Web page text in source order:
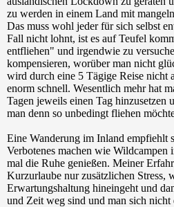
zu werden in einem Land mit
Das muss wohl jeder für sich selbst
Fall nicht lohnt, ist es auf Teufel
entfliehen" und irgendwie zu
kompensieren, worüber man nicht
wird durch eine 5 Tägige Reise nicht
enorm schnell. Wesentlich mehr hat
Tagen jeweils einen Tag hinzusetzen
man denn so unbedingt fliehen
Eine Wanderung im Inland empfiehlt
Verbotenes machen wie Wildcampen
mal die Ruhe genießen. Meiner
Kurzurlaube nur zusätzlichen Stress,
Erwartungshaltung hineingeht und
und Zeit weg sind und man sich nicht